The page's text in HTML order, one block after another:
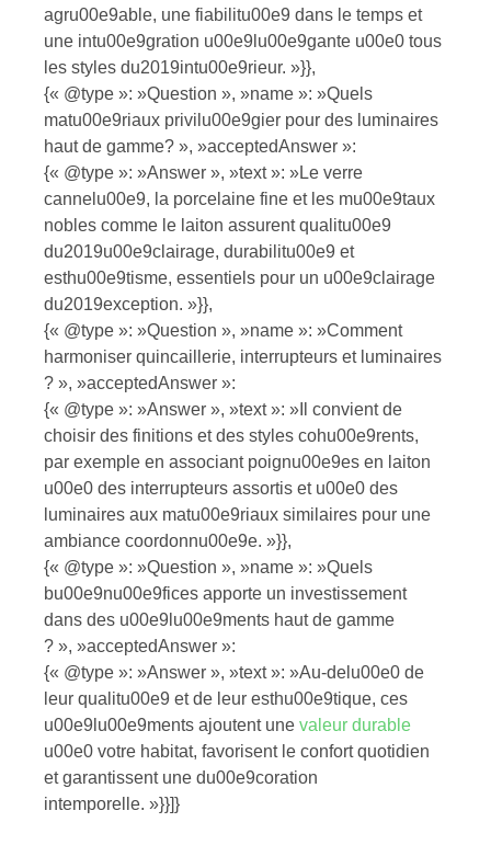
agru00e9able, une fiabilitu00e9 dans le temps et
une intu00e9gration u00e9lu00e9gante u00e0 tous
les styles du2019intu00e9rieur. »}},
{« @type »: »Question », »name »: »Quels
matu00e9riaux privilu00e9gier pour des luminaires
haut de gamme? », »acceptedAnswer »:
{« @type »: »Answer », »text »: »Le verre
cannelu00e9, la porcelaine fine et les mu00e9taux
nobles comme le laiton assurent qualitu00e9
du2019u00e9clairage, durabilitu00e9 et
esthu00e9tisme, essentiels pour un u00e9clairage
du2019exception. »}},
{« @type »: »Question », »name »: »Comment
harmoniser quincaillerie, interrupteurs et luminaires
? », »acceptedAnswer »:
{« @type »: »Answer », »text »: »Il convient de
choisir des finitions et des styles cohu00e9rents,
par exemple en associant poignu00e9es en laiton
u00e0 des interrupteurs assortis et u00e0 des
luminaires aux matu00e9riaux similaires pour une
ambiance coordonnu00e9e. »}},
{« @type »: »Question », »name »: »Quels
bu00e9nu00e9fices apporte un investissement
dans des u00e9lu00e9ments haut de gamme
? », »acceptedAnswer »:
{« @type »: »Answer », »text »: »Au-delu00e0 de
leur qualitu00e9 et de leur esthu00e9tique, ces
u00e9lu00e9ments ajoutent une valeur durable
u00e0 votre habitat, favorisent le confort quotidien
et garantissent une du00e9coration
intemporelle. »}}]}